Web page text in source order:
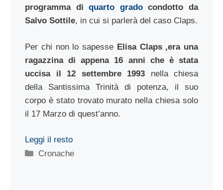
programma diquarto gradocondotto da
Salvo Sottile, in cui si parlerà del caso Claps.
Per chi non lo sapesse Elisa Claps ,era una
ragazzina di appena 16 anni che è stata
uccisa il 12 settembre 1993 nella chiesa
della Santissima Trinità di potenza, il suo
corpo è stato trovato murato nella chiesa solo
il 17 Marzo di quest’anno.
Leggi il resto
Categorie
Cronache